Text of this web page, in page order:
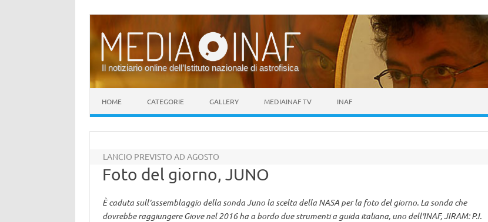
Il notiziario online dell’Istituto nazionale di astrofisica
HOME CATEGORIE GALLERY MEDIAINAF TV INAF
LANCIO PREVISTO AD AGOSTO
Foto del giorno, JUNO
È caduta sull'assemblaggio della sonda Juno la scelta della NASA per la foto del giorno. La sonda che
dovrebbe raggiungere Giove nel 2016 ha a bordo due strumenti a guida italiana, uno dell'INAF, JIRAM: P.I.